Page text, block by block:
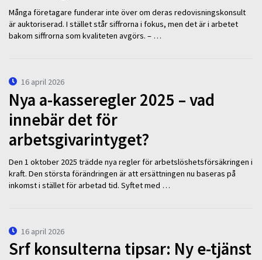
Många företagare funderar inte över om deras redovisningskonsult
är auktoriserad. I stället står siffrorna i fokus, men det är i arbetet
bakom siffrorna som kvaliteten avgörs. – …
16 april 2026
Nya a-kasseregler 2025 – vad
innebär det för
arbetsgivarintyget?
Den 1 oktober 2025 trädde nya regler för arbetslöshetsförsäkringen i
kraft. Den största förändringen är att ersättningen nu baseras på
inkomst i stället för arbetad tid. Syftet med …
16 april 2026
Srf konsulterna tipsar: Ny e-tjänst